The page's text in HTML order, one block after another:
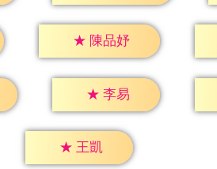
★ 陳品妤
★ 李易
★ 王凱